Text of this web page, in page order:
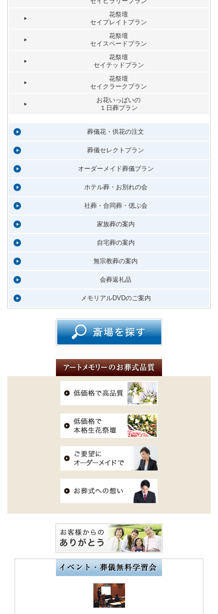
花祭壇
セイプレイトプラン
花祭壇
セイスペードプラン
花祭壇
セイテッドプラン
花祭壇
セイクラークプラン
お花いっぱいの
１日葬プラン
葬儀花・供花の注文
葬儀セレクトプラン
オーダーメイド葬儀プラン
ホテル葬・お別れの会
社葬・合同葬・偲ぶ会
家族葬の案内
自宅葬の案内
無宗教葬の案内
会葬返礼品
メモリアルDVDのご案内